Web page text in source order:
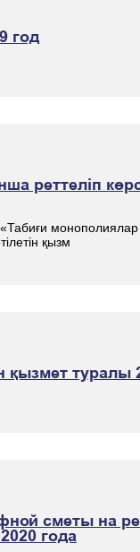
год
реттеліп
қызм
қызмет
сметы на
года